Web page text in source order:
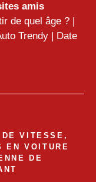
amis
de quel âge ?
Trendy
Date
DE VITESSE,
EN VOITURE
DE